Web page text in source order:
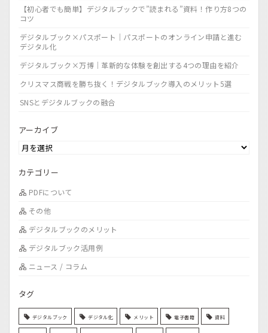
【初心者でも簡単】デジタルブックで”読まれる”資料！作り方8つの
コツ
デジタルブック×パスポート｜パスポートのオンライン申請と進む
デジタル化
デジタルブック×万博｜革新的な体験を創出する4つの理由を紹介
クリスマス商戦を勝ち抜く！デジタルブック導入のメリット5選
SNSとデジタルブックの融合
アーカイブ
カテゴリー
PDFについて
その他
デジタルブックのメリット
デジタルブック活用例
ニュース / コラム
タグ
デジタルブック デジタル化 メリット 電子書籍 資料